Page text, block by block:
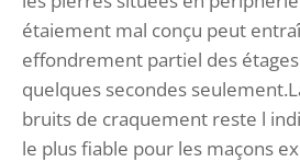
étaiement mal conçu peut
effondrement partiel des
quelques secondes
bruits de craquement reste l
le plus fiable pour les maçons